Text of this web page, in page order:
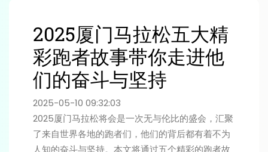
2025厦门马拉松五大精
彩跑者故事带你走进他
们的奋斗与坚持
2025-05-10 09:32:03
2025厦门马拉松将会是一次无与伦比的盛会，汇聚
了来自世界各地的跑者们，他们的背后都有着不为
人知的奋斗与坚持。本文将通过五个精彩的跑者故